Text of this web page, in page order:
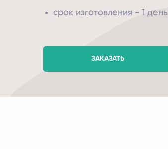
срок изготовления - 1 день
ЗАКАЗАТЬ